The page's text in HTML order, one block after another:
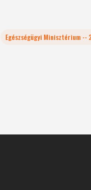
Egészségügyi Minisztérium --